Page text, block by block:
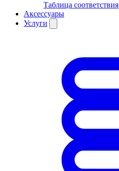
Таблица соответствия
Аксессуары
Услуги